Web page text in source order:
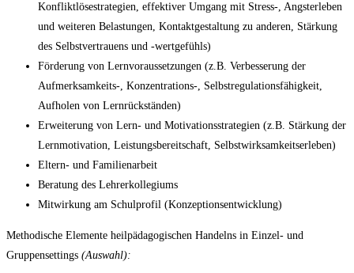
Konfliktlösestrategien, effektiver Umgang mit Stress-, Angsterleben
und weiteren Belastungen, Kontaktgestaltung zu anderen, Stärkung
des Selbstvertrauens und -wertgefühls)
Förderung von Lernvoraussetzungen (z.B. Verbesserung der
Aufmerksamkeits-, Konzentrations-, Selbstregulationsfähigkeit,
Aufholen von Lernrückständen)
Erweiterung von Lern- und Motivationsstrategien (z.B. Stärkung der
Lernmotivation, Leistungsbereitschaft, Selbstwirksamkeitserleben)
Eltern- und Familienarbeit
Beratung des Lehrerkollegiums
Mitwirkung am Schulprofil (Konzeptionsentwicklung)
Methodische Elemente heilpädagogischen Handelns in Einzel- und
Gruppensettings (Auswahl):